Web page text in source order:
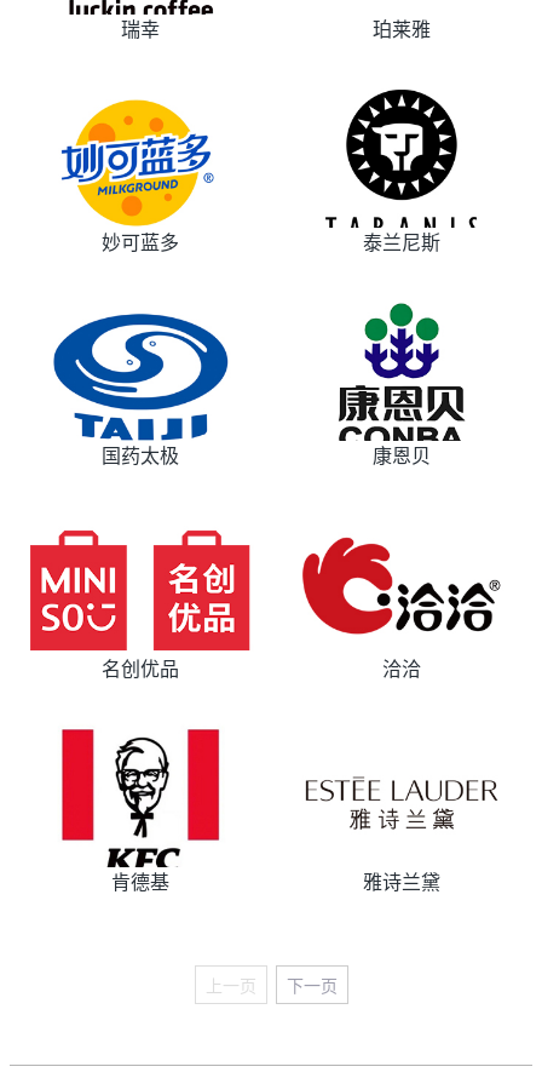
瑞幸 珀莱雅
妙可蓝多 泰兰尼斯
国药太极 康恩贝
名创优品 洽洽
肯德基 雅诗兰黛
上一页 下一页